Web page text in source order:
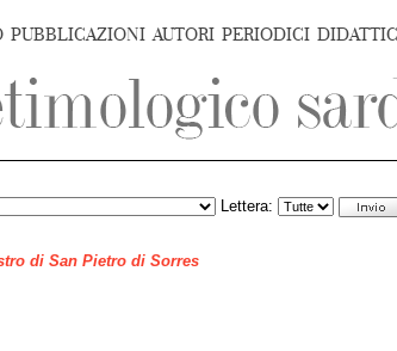
PUBBLICAZIONI AUTORI PERIODICI
Lettera:
di San Pietro di Sorres